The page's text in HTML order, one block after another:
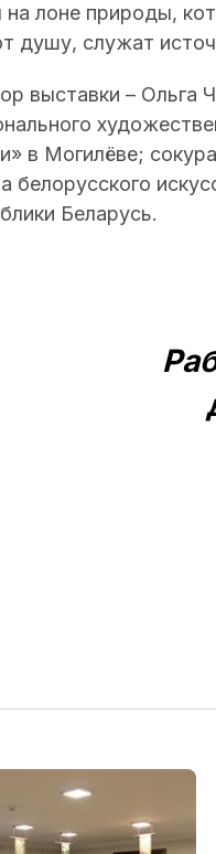
на лоне природы,
душу, служат
выставки – Ольга
в Могилёве;
белорусского
Беларусь.